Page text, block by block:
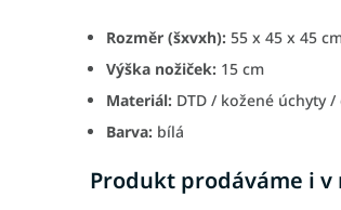
Rozměr (šxvxh): 55 x 45 x 45
Výška nožiček: 15 cm
Materiál: DTD / kožené úchyty
Barva: bílá
Produkt prodáváme i v